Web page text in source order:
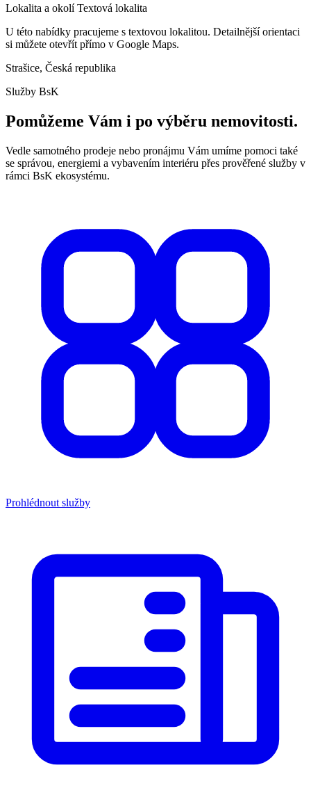
Lokalita a okolí Textová lokalita
U této nabídky pracujeme s textovou lokalitou. Detailnější orientaci
si můžete otevřít přímo v Google Maps.
Strašice, Česká republika
Služby BsK
Pomůžeme Vám i po výběru nemovitosti.
Vedle samotného prodeje nebo pronájmu Vám umíme pomoci také
se správou, energiemi a vybavením interiéru přes prověřené služby v
rámci BsK ekosystému.
Prohlédnout služby